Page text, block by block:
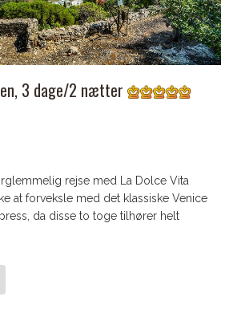
3 dage/2 nætter
rejse med La Dolce Vita
at forveksle med det klassiske Venice
da disse to toge tilhører helt